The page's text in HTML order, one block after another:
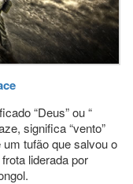
“Deus” ou “
significa “vento”
tufão que salvou o
liderada por